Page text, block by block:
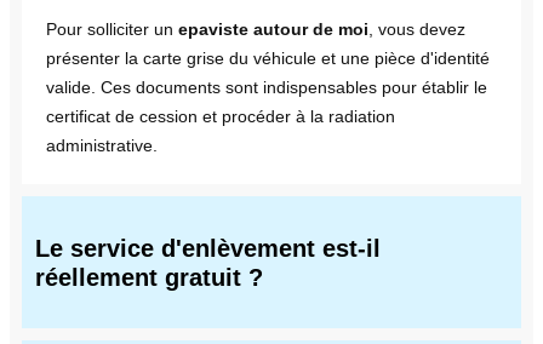
Pour solliciter un epaviste autour de moi , vous devez
présenter la carte grise du véhicule et une pièce d'identité
valide. Ces documents sont indispensables pour établir le
certificat de cession et procéder à la radiation
administrative.
Le service d'enlèvement est-il
réellement gratuit ?